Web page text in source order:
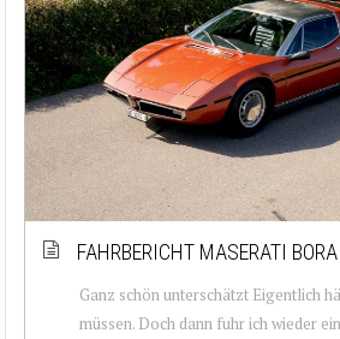
FAHRBERICHT MASERATI BORA
Ganz schön unterschätzt Eigentlich
müssen. Doch dann fuhr ich wieder